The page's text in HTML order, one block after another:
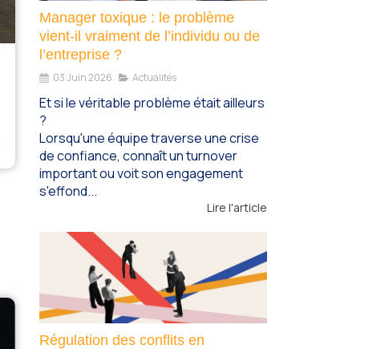
Manager toxique : le problème
vient-il vraiment de l’individu ou de
l’entreprise ?
03 Juin 2026 Actualités
Et si le véritable problème était ailleurs
?
Lorsqu'une équipe traverse une crise
de confiance, connaît un turnover
important ou voit son engagement
s'effond...
Lire l'article
Régulation des conflits en